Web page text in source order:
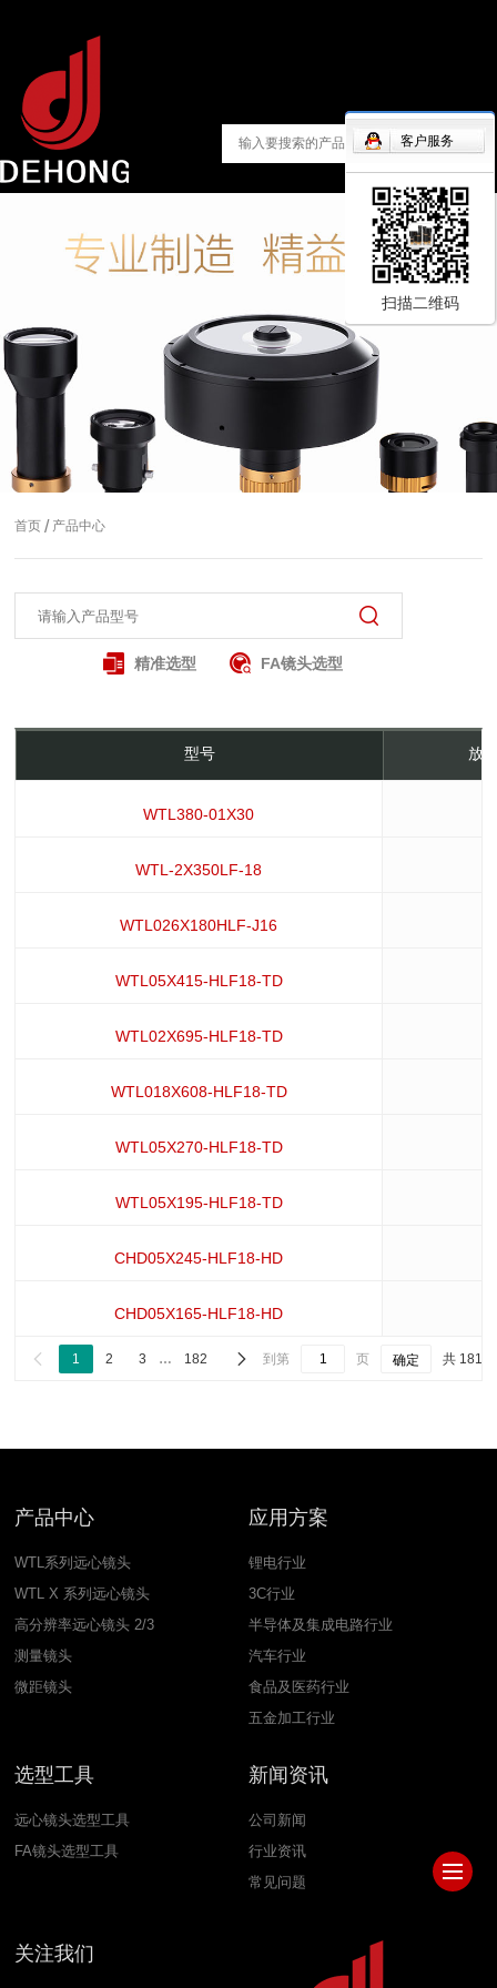
首页 / 产品中心
精准选型 FA镜头选型
型号 放
WTL380-01X30
WTL-2X350LF-18
WTL026X180HLF-J16
WTL05X415-HLF18-TD
WTL02X695-HLF18-TD
WTL018X608-HLF18-TD
WTL05X270-HLF18-TD
WTL05X195-HLF18-TD
CHD05X245-HLF18-HD
CHD05X165-HLF18-HD
 1 2 3 … 182  到第 页 确定 共 1814
客户服务
扫描二维码
产品中心
WTL系列远心镜头
WTL X 系列远心镜头
高分辨率远心镜头 2/3
测量镜头
微距镜头
应用方案
锂电行业
3C行业
半导体及集成电路行业
汽车行业
食品及医药行业
五金加工行业
选型工具
远心镜头选型工具
FA镜头选型工具
新闻资讯
公司新闻
行业资讯
常见问题
关注我们